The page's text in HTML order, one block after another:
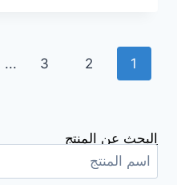
خدمة
تصفح
1
2
3
...
البحث عن المنتج